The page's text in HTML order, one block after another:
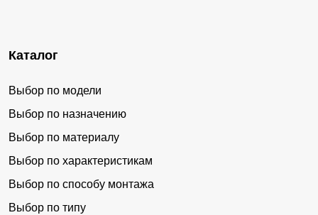
Каталог
Выбор по модели
Выбор по назначению
Выбор по материалу
Выбор по характеристикам
Выбор по способу монтажа
Выбор по типу